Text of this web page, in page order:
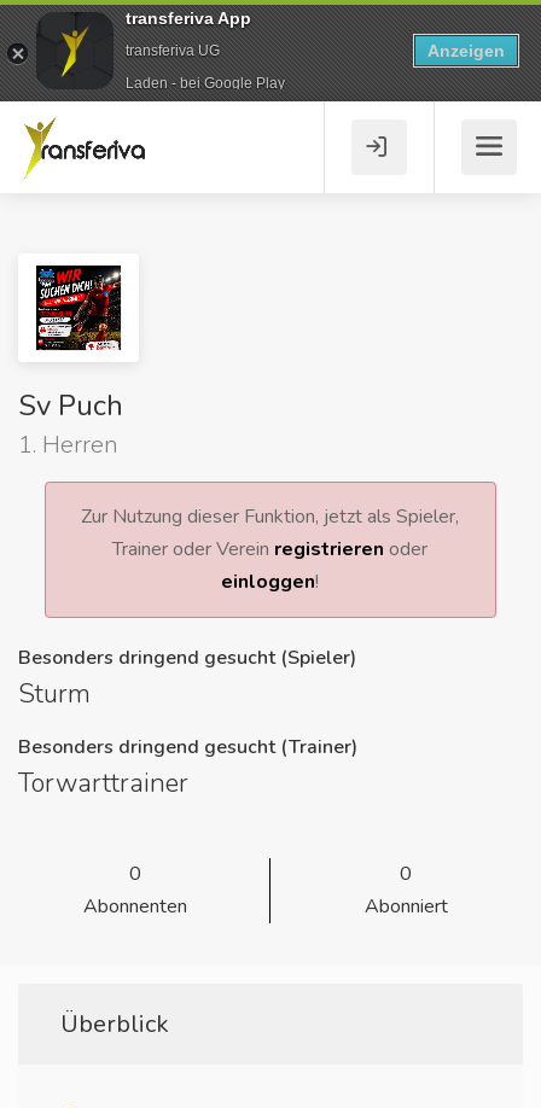
Sv Puch
1. Herren
Zur Nutzung dieser Funktion, jetzt als Spieler,
Trainer oder Verein registrieren oder
einloggen!
Besonders dringend gesucht (Spieler)
Sturm
Besonders dringend gesucht (Trainer)
Torwarttrainer
0
Abonnenten
0
Abonniert
Überblick
transferiva App
transferiva UG
Laden - bei Google Play
Anzeigen